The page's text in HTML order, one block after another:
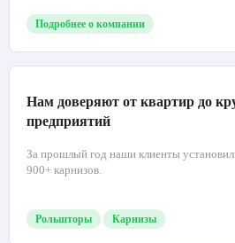
Подробнее о компании
Нам доверяют от квартир до
предприятий
За прошлый год наши клиенты
900+ карнизов.
Рольшторы Карнизы